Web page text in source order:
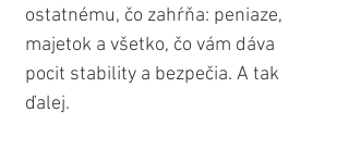
ostatnému, čo zahŕňa: peniaze,
majetok a všetko, čo vám dáva
pocit stability a bezpečia. A tak
ďalej.